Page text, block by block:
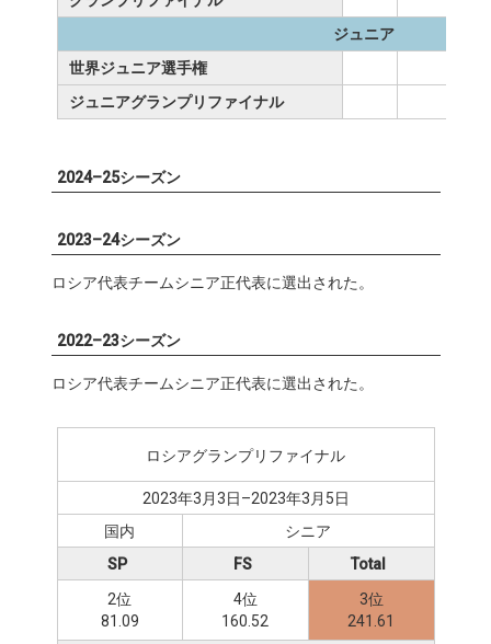
ジュニア
世界ジュニア選手権
ジュニアグランプリファイナル
2024–25シーズン
2023–24シーズン
ロシア代表チームシニア正代表に選出された。
2022–23シーズン
ロシア代表チームシニア正代表に選出された。
ロシアグランプリファイナル
2023年3月3日–2023年3月5日
国内
シニア
SP
2位
81.09
FS
4位
160.52
Total
3位
241.61